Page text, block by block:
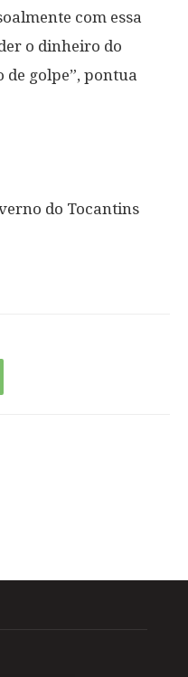
com essa
o dinheiro do
de golpe”, pontua
do Tocantins